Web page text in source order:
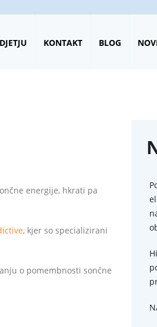
KONTAKT BLOG
energije, hkrati pa
, kjer so specializirani
o pomembnosti sončne